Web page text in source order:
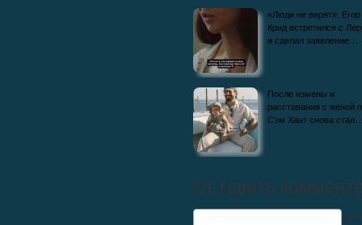
«Люди не верят»: Егор
Крид встретился с
и сделал заявление…
После измены и
расставания с женой
Сэм Хант снова
Оставить